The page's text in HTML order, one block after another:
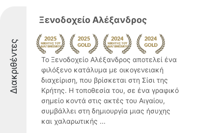
Διακριθέντες
Ξενοδοχείο Αλέξανδρος
Το Ξενοδοχείο Αλέξανδρος αποτελεί ένα
φιλόξενο κατάλυμα με οικογενειακή
διαχείριση, που βρίσκεται στη Σίσι της
Κρήτης. Η τοποθεσία του, σε ένα γραφικό
σημείο κοντά στις ακτές του Αιγαίου,
συμβάλλει στη δημιουργία μιας ήσυχης
και χαλαρωτικής ...